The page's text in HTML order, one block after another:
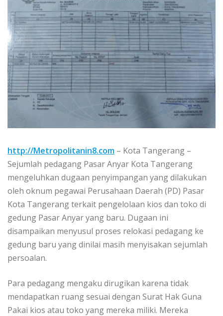
http://Metropolitanin8.com – Kota Tangerang –
Sejumlah pedagang Pasar Anyar Kota Tangerang
mengeluhkan dugaan penyimpangan yang dilakukan
oleh oknum pegawai Perusahaan Daerah (PD) Pasar
Kota Tangerang terkait pengelolaan kios dan toko di
gedung Pasar Anyar yang baru. Dugaan ini
disampaikan menyusul proses relokasi pedagang ke
gedung baru yang dinilai masih menyisakan sejumlah
persoalan.
Para pedagang mengaku dirugikan karena tidak
mendapatkan ruang sesuai dengan Surat Hak Guna
Pakai kios atau toko yang mereka miliki. Mereka